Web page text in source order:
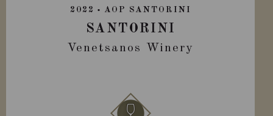
2022 AOP SANTORINI
SANTORINI
Venetsanos Winery